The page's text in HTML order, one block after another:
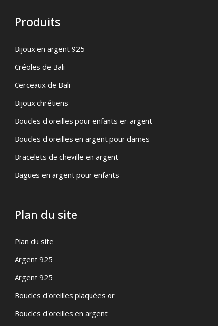
Produits
Bijoux en argent 925
Créoles de Bali
Cerceaux de Bali
Bijoux chrétiens
Boucles d'oreilles pour enfants en argent
Boucles d'oreilles en argent pour dames
Bracelets de cheville en argent
Bagues en argent pour enfants
Plan du site
Plan du site
Argent 925
Argent 925
Boucles d'oreilles plaquées or
Boucles d'oreilles en argent